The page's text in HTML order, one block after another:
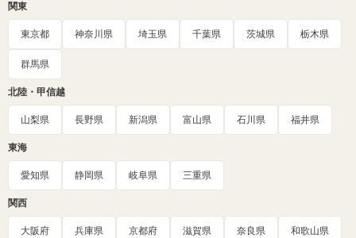
関東
東京都 神奈川県 埼玉県 千葉県 茨城県 栃木県
群馬県
北陸・甲信越
山梨県 長野県 新潟県 富山県 石川県 福井県
東海
愛知県 静岡県 岐阜県 三重県
関西
大阪府 兵庫県 京都府 滋賀県 奈良県 和歌山県